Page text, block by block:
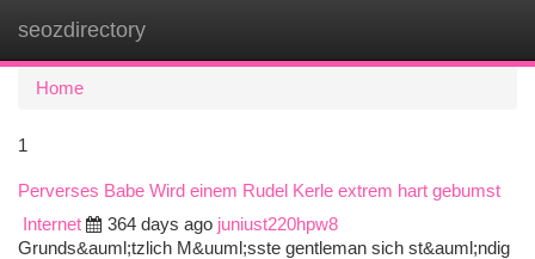
seozdirectory
Home
1
Perverses Babe Wird einem Rudel Kerle extrem hart gebumst
Internet
364 days ago juniust220hpw8
Grunds&auml;tzlich M&uuml;sste gentleman sich st&auml;ndig